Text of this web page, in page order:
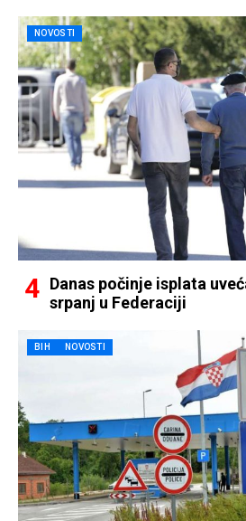
NOVOSTI
Danas počinje isplata
srpanj u Federaciji
BIH NOVOSTI